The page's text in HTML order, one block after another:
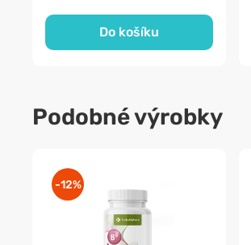
Do košíku
Podobné výrobky
-12%